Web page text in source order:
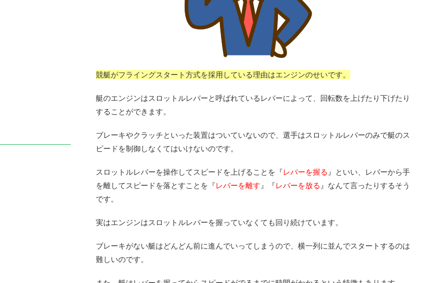
競艇がフライングスタート方式を採用している理由はエンジンのせいです。
艇のエンジンはスロットルレバーと呼ばれているレバーによって、回転数を上げたり下げたり
することができます。
ブレーキやクラッチといった装置はついていないので、選手はスロットルレバーのみで艇のス
ピードを制御しなくてはいけないのです。
スロットルレバーを操作してスピードを上げることを『レバーを握る 』といい、レバーから手
を離してスピードを落とすことを『レバーを離す』『レバーを放る 』なんて言ったりするそう
です。
実はエンジンはスロットルレバーを握っていなくても回り続けています。
ブレーキがない艇はどんどん前に進んでいってしまうので、横一列に並んでスタートするのは
難しいのです。